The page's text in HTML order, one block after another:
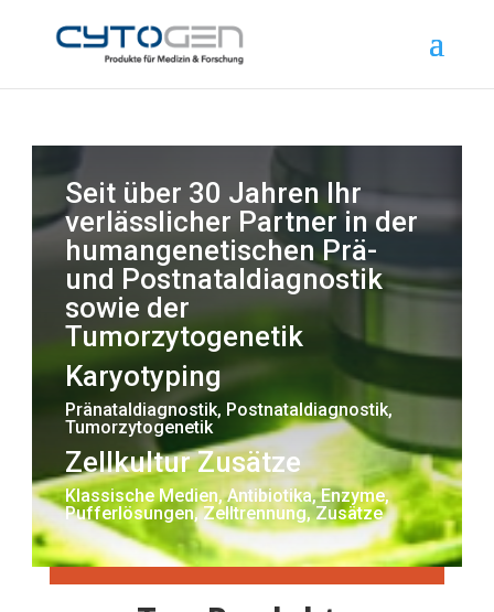
Seit über 30 Jahren Ihr
verlässlicher Partner in der
humangenetischen Prä-
und Postnataldiagnostik
sowie der
Tumorzytogenetik
Karyotyping
Pränataldiagnostik, Postnataldiagnostik,
Tumorzytogenetik
Zellkultur Zusätze
Klassische Medien, Antibiotika, Enzyme,
Pufferlösungen, Zelltrennung, Zusätze